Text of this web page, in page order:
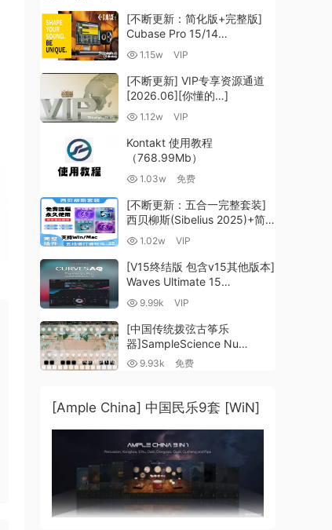
[不断更新：简化版+完整版]
Cubase Pro 15/14
VR/R2R/U2B+原厂音源+插件
MacOSX]（704.0MB+）
1.15w VIP
[不断更新] VIP专享资源通道
[2026.06][你懂的…]
1.12w VIP
Kontakt 使用教程
（768.99Mb）
1.03w 免费
[不断更新：五合一完整套装]
西贝柳斯(Sibelius 2025)+简
谱插件V8+图片识别+音频识别
MacOSX]（80.48GB+）
1.02w VIP
[V15终结版 包含v15其他版本]
Waves Ultimate 15
v25.05.27+一键安装版+安装
MacOSX]
（4.1GB+10.2GB+9.6GB）
9.99k VIP
[中国传统拨弦古筝乐
器]SampleScience Nu
Guzheng v2.0 x64 VST
9.93k 免费
[Ample China] 中国民乐9套 [WiN]